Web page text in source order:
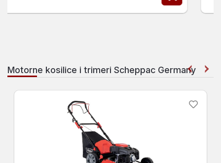
Motorne kosilice i trimeri Scheppac Germany